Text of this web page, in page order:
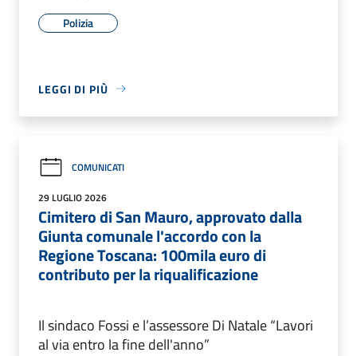
Polizia
LEGGI DI PIÙ
COMUNICATI
29 LUGLIO 2026
Cimitero di San Mauro, approvato dalla
Giunta comunale l'accordo con la
Regione Toscana: 100mila euro di
contributo per la riqualificazione
Il sindaco Fossi e l’assessore Di Natale “Lavori
al via entro la fine dell'anno”